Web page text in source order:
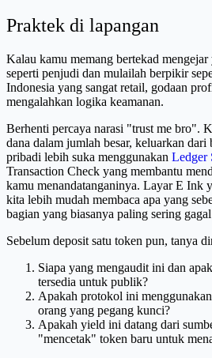
Praktek di lapangan
Kalau kamu memang bertekad
seperti penjudi dan mulailah berpikir
Indonesia yang sangat retail, godaan
mengalahkan logika keamanan.
Berhenti percaya narasi "trust me bro".
dana dalam jumlah besar, keluarkan dari
pribadi lebih suka menggunakan Ledger
Transaction Check yang membantu
kamu menandatanganinya. Layar E Ink
kita lebih mudah membaca apa yang
bagian yang biasanya paling sering
Sebelum deposit satu token pun, tanya
Siapa yang mengaudit ini dan
tersedia untuk publik?
Apakah protokol ini
orang yang pegang kunci?
Apakah yield ini datang dari
"mencetak" token baru untuk